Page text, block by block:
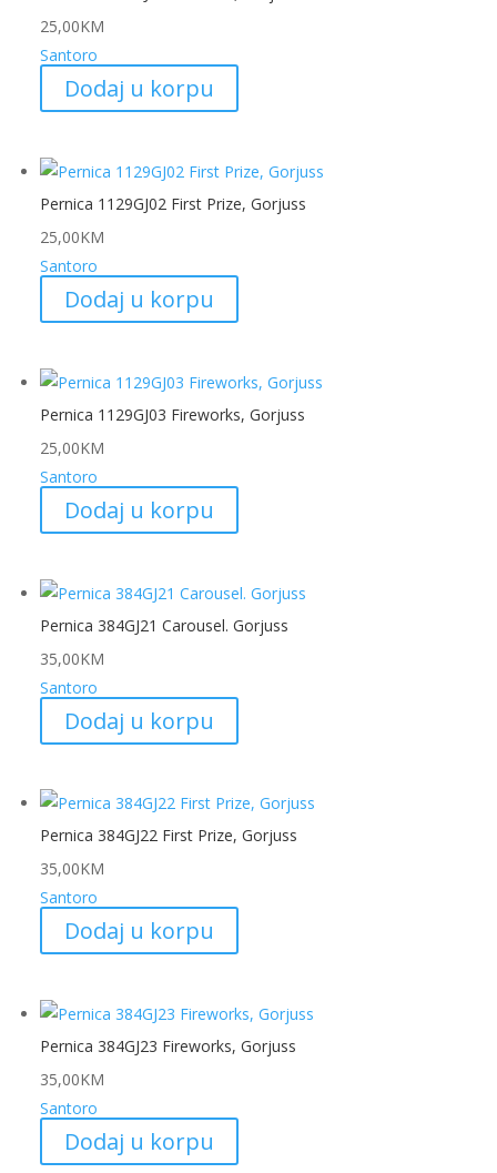
25,00KM
Santoro
Dodaj u korpu
Pernica 1129GJ02 First Prize, Gorjuss
25,00KM
Santoro
Dodaj u korpu
Pernica 1129GJ03 Fireworks, Gorjuss
25,00KM
Santoro
Dodaj u korpu
Pernica 384GJ21 Carousel. Gorjuss
35,00KM
Santoro
Dodaj u korpu
Pernica 384GJ22 First Prize, Gorjuss
35,00KM
Santoro
Dodaj u korpu
Pernica 384GJ23 Fireworks, Gorjuss
35,00KM
Santoro
Dodaj u korpu